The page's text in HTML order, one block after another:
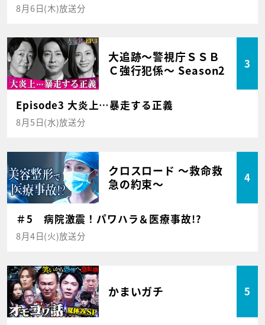
8月6日(木)放送分
大追跡～警視庁ＳＳＢ
Ｃ強行犯係～ Season2
3
Episode3 大炎上…暴走する正義
8月5日(水)放送分
クロスロード ～救命救
急の約束～
4
＃5 病院激震！パワハラ＆医療事故!?
8月4日(火)放送分
かまいガチ 5